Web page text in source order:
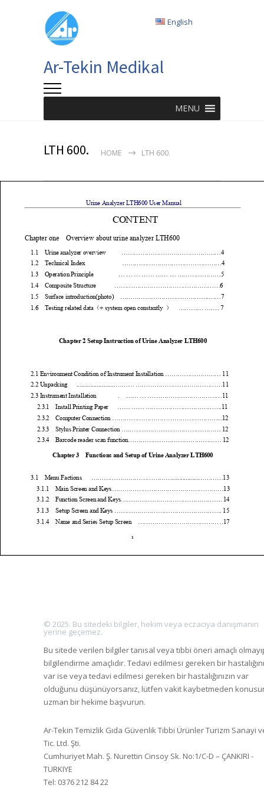
Ar-Tekin Medikal
English
MENU
LTH 600. HOME LTH 600.
© 2025. Bu sitedeki bilgiler, hekim veya eczacıya danışmanın
yerine geçemez.
Bu sitede verilen bilgiler tanısal veya tıbbi öneri amaçlı
bilgilendirme amaçlıdır. Tedavi edilmesi gereken bir
var ise veya tedavi edilmesi gereken bir hastalığınızın var
olduğunu düşünüyorsanız, lütfen vakit kaybetmeden
uzman bir hekime başvurun.
Ar-Tekin Temizlik Gıda Güvenlik Tıbbi Ürünler Turizm Sanayi
Tic. Ltd. Şti.
Cumhuriyet Mah. Ş. Nurettin Cinsoy Sk. No:1/C-D – ÇANKIRI -
TURKIYE
Tel: 0376 212 84 22